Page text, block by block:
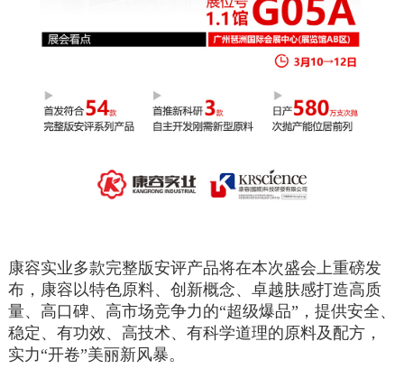
康容实业多款完整版安评产品将在本次盛会上重磅发
布，康容以特色原料、创新概念、卓越肤感打造高质
量、高口碑、高市场竞争力的“超级爆品”，提供安全、
稳定、有功效、高技术、有科学道理的原料及配方，
实力“开卷”美丽新风暴。